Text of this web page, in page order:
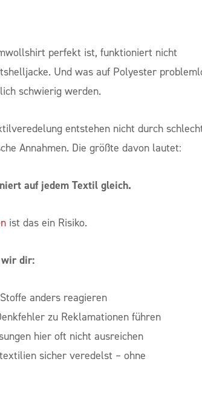
perfekt ist, funktioniert nicht
Und was auf Polyester
schwierig werden.
entstehen nicht durch
Annahmen. Die größte davon lautet:
auf jedem Textil gleich.
ist das ein Risiko.
wir dir:
anders reagieren
zu Reklamationen führen
hier oft nicht ausreichen
sicher veredelst – ohne